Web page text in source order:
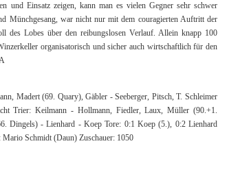
und Einsatz zeigen, kann man es vielen Gegner sehr schwer
Münchgesang, war nicht nur mit dem couragierten Auftritt der
des Lobes über den reibungslosen Verlauf. Allein knapp 100
organisatorisch und sicher auch wirtschaftlich für den
Madert (69. Quary), Gäbler - Seeberger, Pitsch, T. Schleimer
Trier: Keilmann - Hollmann, Fiedler, Laux, Müller (90.+1.
Dingels) - Lienhard - Koep Tore: 0:1 Koep (5.), 0:2 Lienhard
Schmidt (Daun) Zuschauer: 1050